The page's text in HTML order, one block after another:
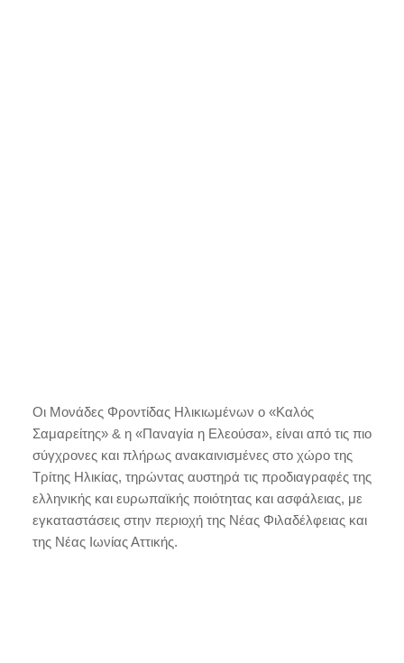
Οι Μονάδες Φροντίδας Ηλικιωμένων ο «Καλός
Σαμαρείτης» & η «Παναγία η Ελεούσα», είναι από τις πιο
σύγχρονες και πλήρως ανακαινισμένες στο χώρο της
Τρίτης Ηλικίας, τηρώντας αυστηρά τις προδιαγραφές της
ελληνικής και ευρωπαϊκής ποιότητας και ασφάλειας, με
εγκαταστάσεις στην περιοχή της Νέας Φιλαδέλφειας και
της Νέας Ιωνίας Αττικής.